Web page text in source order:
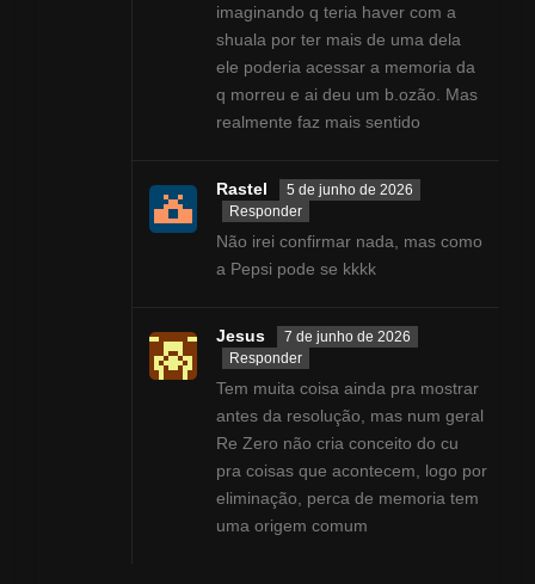
imaginando q teria haver com a
shuala por ter mais de uma dela
ele poderia acessar a memoria da
q morreu e ai deu um b.ozão. Mas
realmente faz mais sentido
Rastel
5 de junho de 2026
Responder
Não irei confirmar nada, mas como
a Pepsi pode se kkkk
Jesus
7 de junho de 2026
Responder
Tem muita coisa ainda pra mostrar
antes da resolução, mas num geral
Re Zero não cria conceito do cu
pra coisas que acontecem, logo por
eliminação, perca de memoria tem
uma origem comum